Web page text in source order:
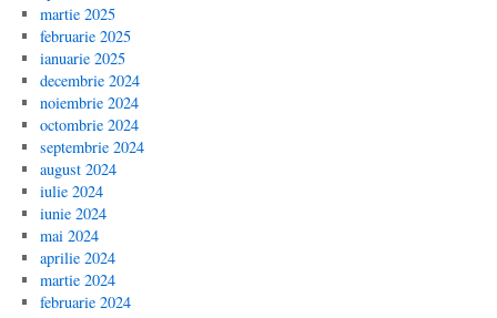
martie 2025
februarie 2025
ianuarie 2025
decembrie 2024
noiembrie 2024
octombrie 2024
septembrie 2024
august 2024
iulie 2024
iunie 2024
mai 2024
aprilie 2024
martie 2024
februarie 2024